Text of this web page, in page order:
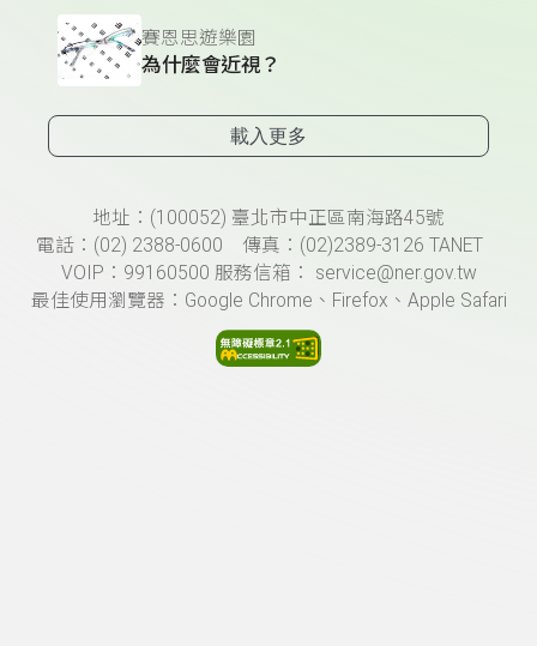
賽恩思遊樂園
為什麼會近視？
載入更多
頁尾資訊地址：(100052) 臺北市中正區南海路45號
電話：(02) 2388-0600 傳真：(02)2389-3126 TANET
VOIP：99160500 服務信箱： service@ner.gov.tw
最佳使用瀏覽器：Google Chrome、Firefox、Apple Safari